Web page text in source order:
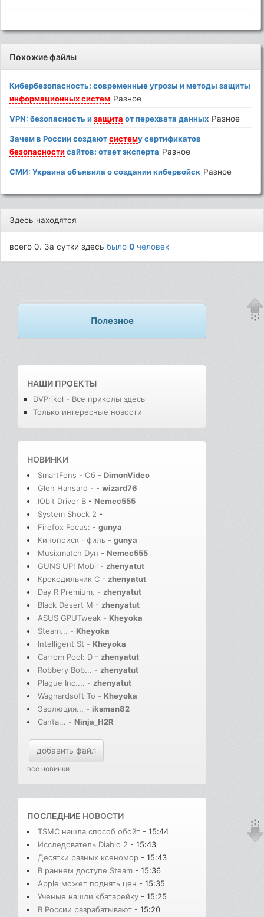
Похожие файлы
Кибербезопасность: современные угрозы и методы защиты
информационных систем Разное
VPN: безопасность изащита от перехвата данных Разное
Зачем в России создаютсистему сертификатов
безопасностисайтов: ответ эксперта Разное
СМИ: Украина объявила о создании кибервойск Разное
Здесь находятся
всего 0. За сутки здесьбыло0 человек
Полезное
НАШИ ПРОЕКТЫ
DVPrikol - Все приколы здесь
Только интересные новости
НОВИНКИ
SmartFons - Об - DimonVideo
Glen Hansard - - wizard76
IObit Driver B - Nemec555
System Shock 2 -
Firefox Focus: - gunya
Кинопоиск－филь - gunya
Musixmatch Dyn - Nemec555
GUNS UP! Mobil - zhenyatut
Крокодильчик С - zhenyatut
Day R Premium. - zhenyatut
Black Desert M - zhenyatut
ASUS GPUTweak - Kheyoka
Steam... - Kheyoka
Intelligent St - Kheyoka
Carrom Pool: D - zhenyatut
Robbery Bob... - zhenyatut
Plague Inc.... - zhenyatut
Wagnardsoft To - Kheyoka
Эволюция... - iksman82
Canta... - Ninja_H2R
добавить файл
все новинки
ПОСЛЕДНИЕ НОВОСТИ
TSMC нашла способ обойт - 15:44
Исследователь Diablo 2 - 15:43
Десятки разных ксеномор - 15:43
В раннем доступе Steam - 15:36
Apple может поднять цен - 15:35
Ученые нашли «батарейку - 15:25
В России разрабатывают - 15:20